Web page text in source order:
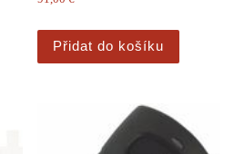
Přidat do košíku